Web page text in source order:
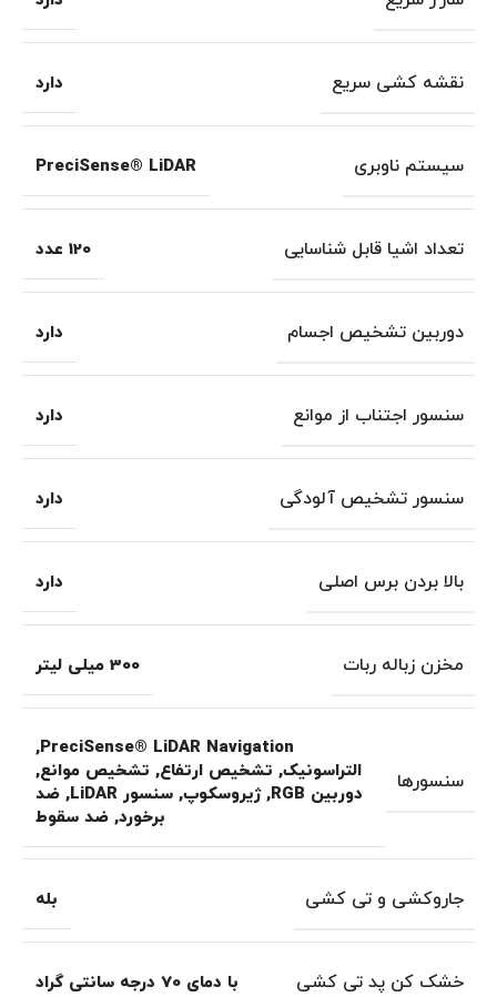
نقشه کشی سریع دارد
سیستم ناوبری PreciSense® LiDAR
تعداد اشیا قابل شناسایی 120 عدد
دوربین تشخیص اجسام دارد
سنسور اجتناب از موانع دارد
سنسور تشخیص آلودگی دارد
بالا بردن برس اصلی دارد
مخزن زباله ربات 300 میلی لیتر
سنسورها
PreciSense® LiDAR Navigation
,
التراسونیک, تشخیص ارتفاع, تشخیص موانع,
دوربین RGB
,ژیروسکوپ, سنسور LiDAR , ضد
برخورد, ضد سقوط
جاروکشی و تی کشی بله
خشک کن پد تی کشی با دمای 70 درجه سانتی گراد